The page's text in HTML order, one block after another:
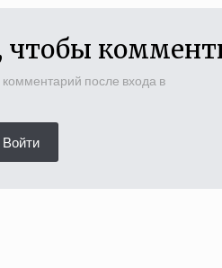
чтобы
после входа в
Войти